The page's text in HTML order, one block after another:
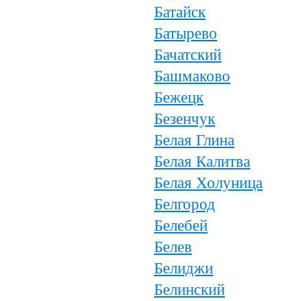
Батайск
Батырево
Бачатский
Башмаково
Бежецк
Безенчук
Белая Глина
Белая Калитва
Белая Холуница
Белгород
Белебей
Белев
Белиджи
Белинский